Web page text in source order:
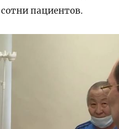
пациентов.